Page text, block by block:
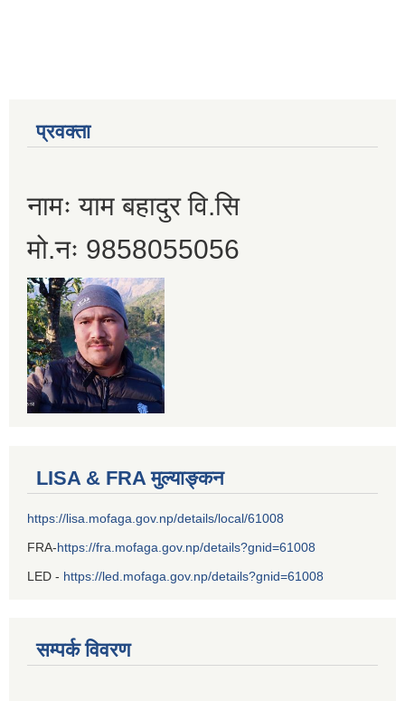
प्रवक्ता
नामः याम बहादुर वि.सि
मो.नः 9858055056
LISA & FRA मुल्याङ्कन
https://lisa.mofaga.gov.np/details/local/61008
FRA-https://fra.mofaga.gov.np/details?gnid=61008
LED - https://led.mofaga.gov.np/details?gnid=61008
सम्पर्क विवरण